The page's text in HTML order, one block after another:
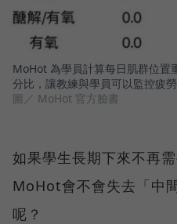
MoHot 為學員計算每日肌群位置
分比，讓教練與學員可以監控疲勞
圖／ MoHot 官方臉書
如果學生長期下來不再
MoHot會不會失去「中
呢？